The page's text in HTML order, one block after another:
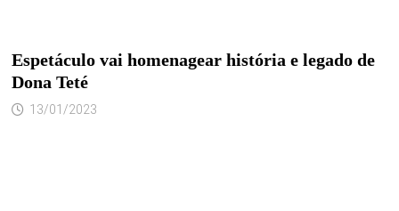
Espetáculo vai homenagear história e legado de
Dona Teté
13/01/2023